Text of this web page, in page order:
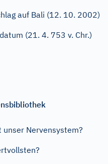
auf Bali (12. 10. 2002)
(21. 4. 753 v. Chr.)
Nervensystem?